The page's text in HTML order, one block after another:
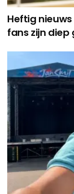
Heftig
fans zijn diep